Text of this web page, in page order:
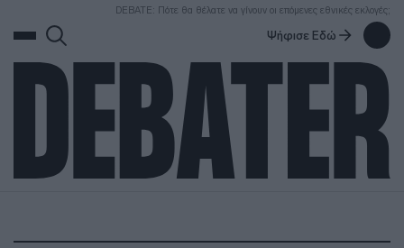
DEBATE: Πότε θα θέλατε να γίνουν οι επόμενες εθνικές εκλογές;
Ψήφισε Εδώ